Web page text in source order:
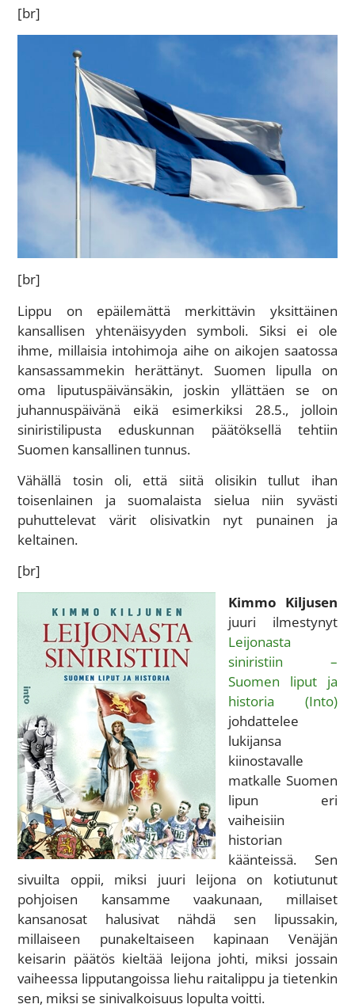
[br]
[br]
Lippu on epäilemättä merkittävin yksittäinen
kansallisen yhtenäisyyden symboli. Siksi ei ole
ihme, millaisia intohimoja aihe on aikojen saatossa
kansassammekin herättänyt. Suomen lipulla on
oma liputuspäivänsäkin, joskin yllättäen se on
juhannuspäivänä eikä esimerkiksi 28.5., jolloin
siniristilipusta eduskunnan päätöksellä tehtiin
Suomen kansallinen tunnus.
Vähällä tosin oli, että siitä olisikin tullut ihan
toisenlainen ja suomalaista sielua niin syvästi
puhuttelevat värit olisivatkin nyt punainen ja
keltainen.
[br]
Kimmo Kiljusen
juuri ilmestynyt
Leijonasta
siniristiin –
Suomen liput ja
historia (Into)
johdattelee
lukijansa
kiinostavalle
matkalle Suomen
lipun eri
vaiheisiin
historian
käänteissä. Sen
sivuilta oppii, miksi juuri leijona on kotiutunut
pohjoisen kansamme vaakunaan, millaiset
kansanosat halusivat nähdä sen lipussakin,
millaiseen punakeltaiseen kapinaan Venäjän
keisarin päätös kieltää leijona johti, miksi jossain
vaiheessa lipputangoissa liehu raitalippu ja tietenkin
sen, miksi se sinivalkoisuus lopulta voitti.